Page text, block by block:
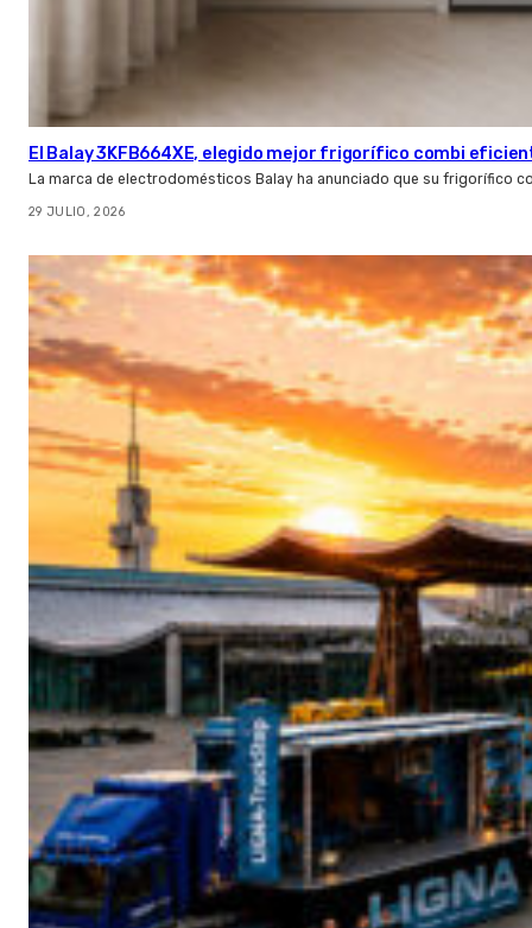
El Balay 3KFB664XE, elegido mejor frigorífico combi
La marca de electrodomésticos Balay ha anunciado que su frigorífico
29 JULIO, 2026